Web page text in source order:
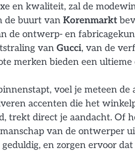
en kwaliteit, zal de
de buurt van Korenmarkt
de ontwerp- en
van Gucci, van de
merken bieden een
voel je meteen
accenten die het
trekt direct je aandacht. Of
van de ontwerper
en zorgen ervoor